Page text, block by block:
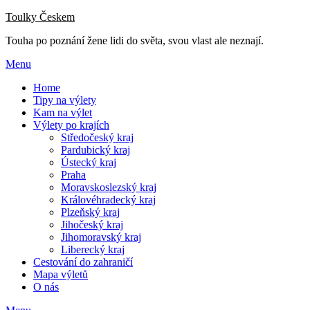
Přejdi
obsah
Toulky Českem
Touha po poznání žene lidi do světa, svou vlast ale neznají.
Menu
Home
Tipy na výlety
Kam na výlet
Výlety po krajích
Středočeský kraj
Pardubický kraj
Ústecký kraj
Praha
Moravskoslezský kraj
Královéhradecký kraj
Plzeňský kraj
Jihočeský kraj
Jihomoravský kraj
Liberecký kraj
Cestování do zahraničí
Mapa výletů
O nás